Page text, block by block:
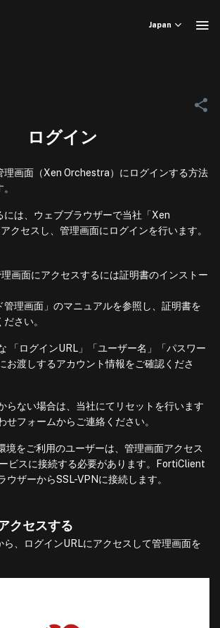
Japan
ログイン
理画面（Xen Orchestra）にログインする方法
には、ウェブブラウザーで当社「Xen
クセスし、管理画面にログインを行います。
画面にアクセスするには証明書のインストー
管理画面」のマニュアルを参照し、証明書を
さい。
「ログインURL」「ユーザー名」「パスワー
お渡しするアカウント情報をご確認くださ
らない場合は、当社にてリセットを行います
せフォームからご連絡ください。
境をご利用のユーザーは、管理画面アクセス
ビスに接続する必要があります。FortiClient
ウザーからSSL-VPNに接続します。
クセスする
ら、ログインURLにアクセスして管理画面を